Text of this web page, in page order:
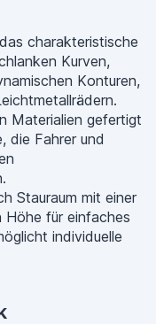
charakteristische
Kurven,
Konturen,
Materialien gefertigt
die Fahrer und
Stauraum mit einer
Höhe für einfaches
individuelle